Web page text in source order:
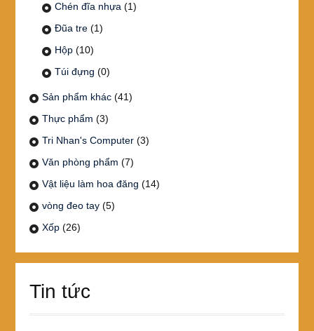
Chén đĩa nhựa (1)
Đũa tre (1)
Hộp (10)
Túi đựng (0)
Sản phẩm khác (41)
Thực phẩm (3)
Tri Nhan's Computer (3)
Văn phòng phẩm (7)
Vật liệu làm hoa đăng (14)
vòng đeo tay (5)
Xốp (26)
Tin tức